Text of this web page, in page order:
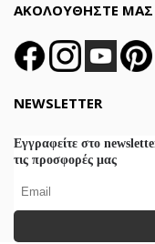
ΑΚΟΛΟΥΘΗΣΤΕ ΜΑΣ
NEWSLETTER
Εγγραφείτε στο
τις προσφορές μας